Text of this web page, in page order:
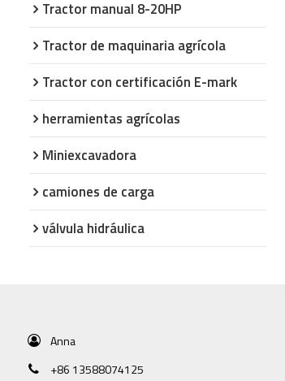
Tractor manual 8-20HP
Tractor de maquinaria agrícola
Tractor con certificación E-mark
herramientas agrícolas
Miniexcavadora
camiones de carga
válvula hidráulica
Anna
+86 13588074125